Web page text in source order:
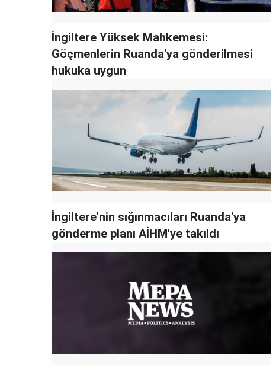
İngiltere Yüksek Mahkemesi:
Göçmenlerin Ruanda'ya gönderilmesi
hukuka uygun
İngiltere'nin sığınmacıları Ruanda'ya
gönderme planı AİHM'ye takıldı